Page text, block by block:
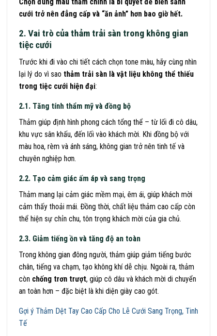
cưới trở nên đẳng cấp và “ăn ảnh” hơn bao giờ hết.
2. Vai trò của thảm trải sàn trong không gian
tiệc cưới
Trước khi đi vào chi tiết cách chọn tone màu, hãy cùng nhìn
lại lý do vì sao thảm trải sàn là vật liệu không thể thiếu
trong tiệc cưới hiện đại:
2.1. Tăng tính thẩm mỹ và đồng bộ
Thảm giúp định hình phong cách tổng thể – từ lối đi cô dâu,
khu vực sân khấu, đến lối vào khách mời. Khi đồng bộ với
màu hoa, rèm và ánh sáng, không gian trở nên tinh tế và
chuyên nghiệp hơn.
2.2. Tạo cảm giác ấm áp và sang trọng
Thảm mang lại cảm giác mềm mại, êm ái, giúp khách mời
cảm thấy thoải mái. Đồng thời, chất liệu thảm cao cấp còn
thể hiện sự chỉn chu, tôn trọng khách mời của gia chủ.
2.3. Giảm tiếng ồn và tăng độ an toàn
Trong không gian đông người, thảm giúp giảm tiếng bước
chân, tiếng va chạm, tạo không khí dễ chịu. Ngoài ra, thảm
còn chống trơn trượt, giúp cô dâu và khách mời di chuyển
an toàn hơn – đặc biệt là khi diện giày cao gót.
Gợi ý Thảm Dệt Tay Cao Cấp Cho Lễ Cưới Sang Trọng, Tinh
Tế